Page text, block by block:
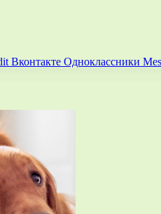
Вконтакте Одноклассники